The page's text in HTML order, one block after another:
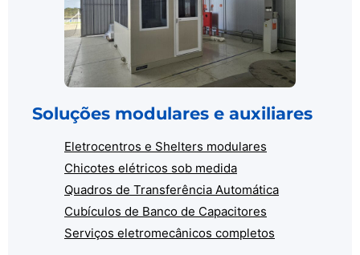
Soluções modulares e auxiliares
Eletrocentros e Shelters modulares
Chicotes elétricos sob medida
Quadros de Transferência Automática
Cubículos de Banco de Capacitores
Serviços eletromecânicos completos